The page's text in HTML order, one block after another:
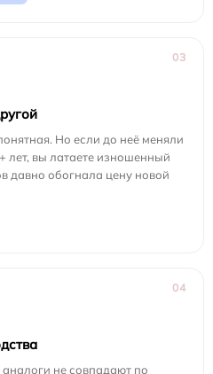
03
Но если до неё меняли
лет, вы латаете изношенный
давно обогнала цену новой
04
не совпадают по